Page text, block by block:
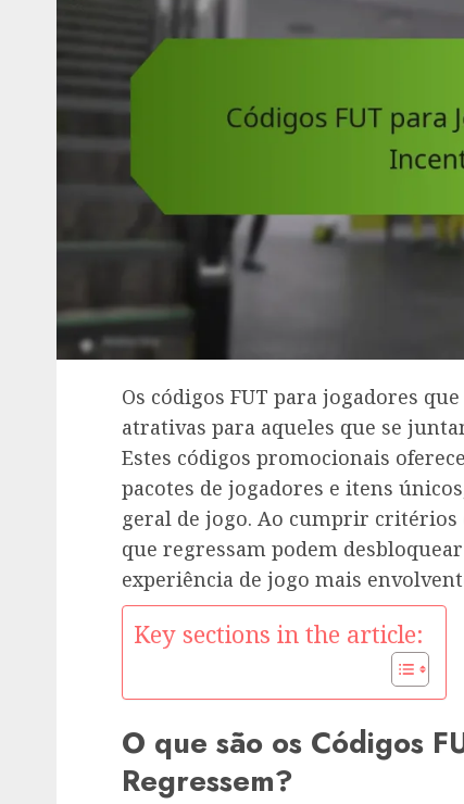
Os códigos FUT para jogadores
atrativas para aqueles que se
Estes códigos promocionais
pacotes de jogadores e itens
geral de jogo. Ao cumprir critérios
que regressam podem
experiência de jogo mais
Key sections in the article:
O que são os Códigos
Regressem?